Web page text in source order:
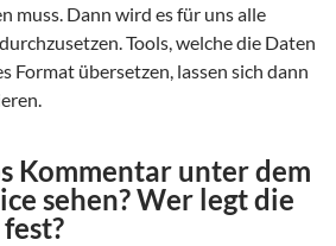
muss. Dann wird es für uns alle
Tools, welche die Daten
Format übersetzen, lassen sich dann
Kommentar unter dem
sehen? Wer legt die